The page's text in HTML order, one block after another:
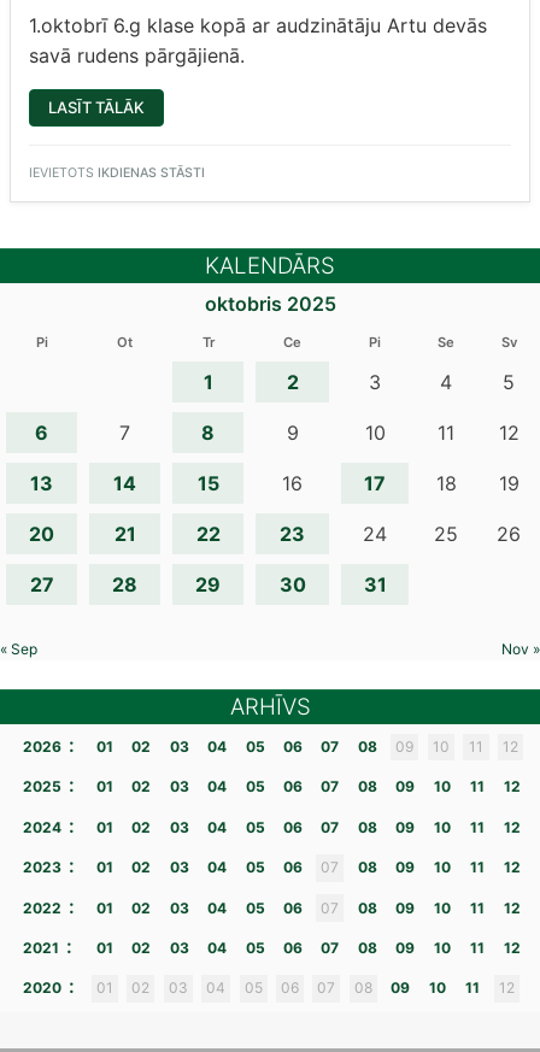
1.oktobrī 6.g klase kopā ar audzinātāju Artu devās
savā rudens pārgājienā.
LASĪT TĀLĀK
PĀRGĀJIENS
IEVIETOTS IKDIENAS STĀSTI
KALENDĀRS
oktobris 2025
Pi Ot Tr Ce Pi Se Sv
1 2 3 4 5
6 7 8 9 10 11 12
13 14 15 16 17 18 19
20 21 22 23 24 25 26
27 28 29 30 31
« Sep Nov »
ARHĪVS
2026 : 01 02 03 04 05 06 07 08 09 10 11 12
2025 : 01 02 03 04 05 06 07 08 09 10 11 12
2024 : 01 02 03 04 05 06 07 08 09 10 11 12
2023 : 01 02 03 04 05 06 07 08 09 10 11 12
2022 : 01 02 03 04 05 06 07 08 09 10 11 12
2021 : 01 02 03 04 05 06 07 08 09 10 11 12
2020 : 01 02 03 04 05 06 07 08 09 10 11 12